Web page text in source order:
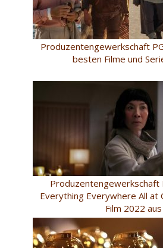
Produzentengewerkschaft
besten Filme und
Produzentengewerkschaft
Everything Everywhere All at
Film 2022 aus